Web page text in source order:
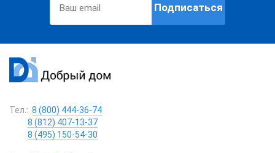
Подписаться
Тел.: 8 (800) 444-36-74
8 (812) 407-13-37
8 (495) 150-54-30